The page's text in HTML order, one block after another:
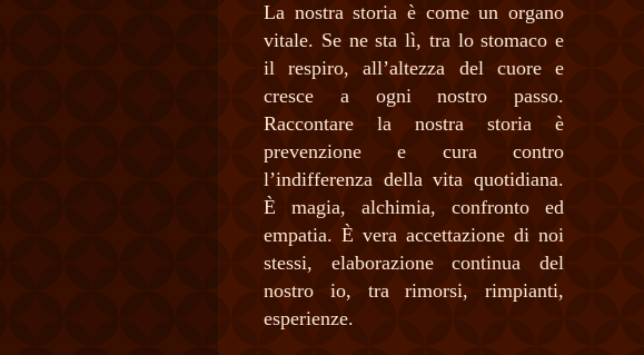
La nostra storia è come un organo
vitale. Se ne sta lì, tra lo stomaco e
il respiro, all’altezza del cuore e
cresce a ogni nostro passo.
Raccontare la nostra storia è
prevenzione e cura contro
l’indifferenza della vita quotidiana.
È magia, alchimia, confronto ed
empatia. È vera accettazione di noi
stessi, elaborazione continua del
nostro io, tra rimorsi, rimpianti,
esperienze.